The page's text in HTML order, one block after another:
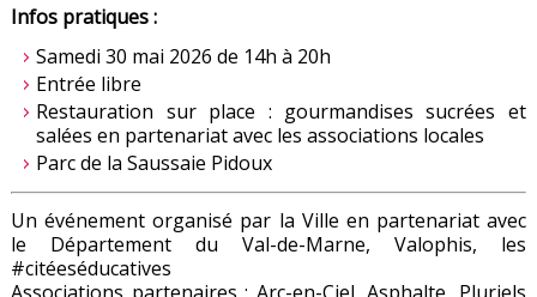
Infos pratiques :
Samedi 30 mai 2026 de 14h à 20h
Entrée libre
Restauration sur place : gourmandises sucrées et
salées en partenariat avec les associations locales
Parc de la Saussaie Pidoux
Un événement organisé par la Ville en partenariat avec
le Département du Val-de-Marne, Valophis, les
#citéeséducatives